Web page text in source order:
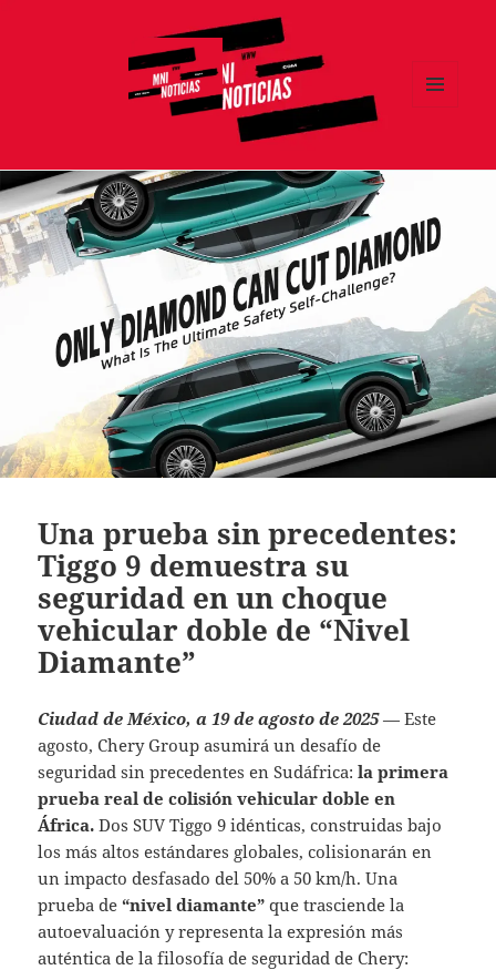
Una prueba sin precedentes:
Tiggo 9 demuestra su
seguridad en un choque
vehicular doble de “Nivel
Diamante”
Ciudad de México, a 19 de agosto de 2025 — Este
agosto, Chery Group asumirá un desafío de
seguridad sin precedentes en Sudáfrica: la primera
prueba real de colisión vehicular doble en
África. Dos SUV Tiggo 9 idénticas, construidas bajo
los más altos estándares globales, colisionarán en
un impacto desfasado del 50% a 50 km/h. Una
prueba de“nivel diamante” que trasciende la
autoevaluación y representa la expresión más
auténtica de la filosofía de seguridad de Chery: